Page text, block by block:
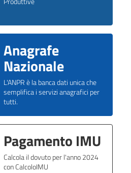
Anagrafe
Nazionale
L'ANPR è la banca dati unica che
semplifica i servizi anagrafici per
tutti.
Pagamento IMU
Calcola il dovuto per l'anno 2024
con CalcoloIMU